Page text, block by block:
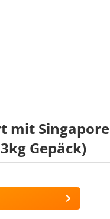
mit Singapore
Gepäck)